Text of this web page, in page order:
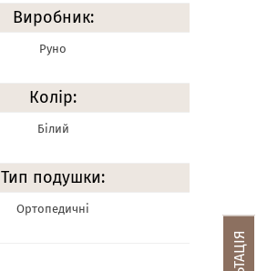
Виробник:
Руно
Колір:
Білий
Тип подушки:
Ортопедичні